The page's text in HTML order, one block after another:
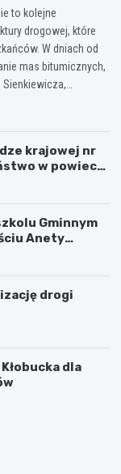
to kolejne
drogowej, które
W dniach od
mas bitumicznych,
krajowej nr
w powiecie
Gminnym
Anety
drogi
dla